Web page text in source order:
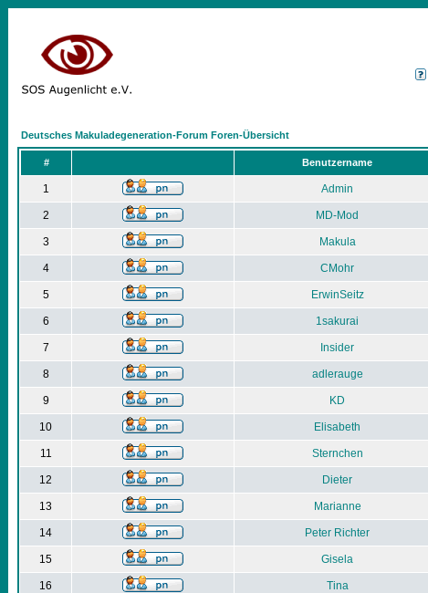
Deutsches Makuladegeneration-Forum Foren-Übersicht
# Benutzername
1 Admin
2 MD-Mod
3 Makula
4 CMohr
5 ErwinSeitz
6 1sakurai
7 Insider
8 adlerauge
9 KD
10 Elisabeth
11 Sternchen
12 Dieter
13 Marianne
14 Peter Richter
15 Gisela
16 Tina